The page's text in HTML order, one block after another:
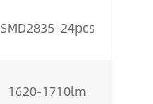
SMD2835-24pcs
1620-1710lm